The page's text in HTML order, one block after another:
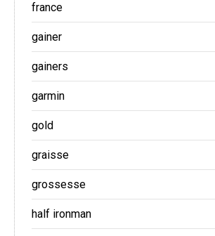
france
gainer
gainers
garmin
gold
graisse
grossesse
half ironman